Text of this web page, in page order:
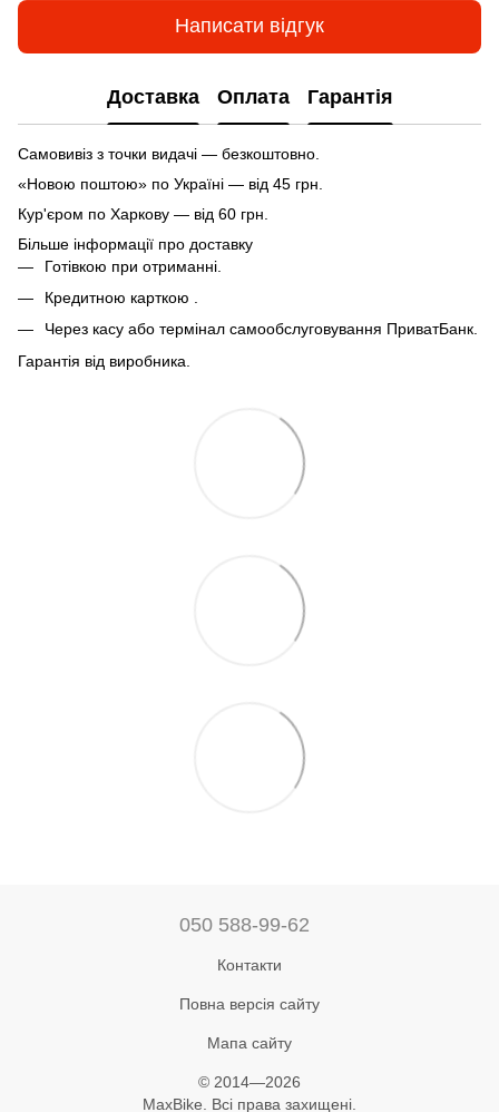
Написати відгук
Доставка Оплата Гарантія
Самовивіз з точки видачі — безкоштовно.
«Новою поштою» по Україні — від 45 грн.
Кур'єром по Харкову — від 60 грн.
Більше інформації про доставку
Готівкою при отриманні.
Кредитною карткою .
Через касу або термінал самообслуговування ПриватБанк.
Гарантія від виробника.
050 588-99-62
Контакти
Повна версія сайту
Мапа сайту
© 2014—2026
MaxBike. Всі права захищені.